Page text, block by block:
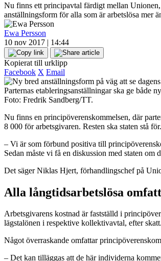
Nu finns ett principavtal färdigt mellan
anställningsform för alla som är arbetslösa mer
Ewa Persson
10 nov 2017 | 14:44
Kopierat till urklipp
Facebook X Email
Parternas etableringsanställningar ska ge både
Foto: Fredrik Sandberg/TT.
Nu finns en principöverenskommelsen, där
8 000 för arbetsgivaren. Resten ska staten stå för.
– Vi är som förbund positiva till
Sedan måste vi få en diskussion med staten om
Det säger Niklas Hjert, förhandlingschef på
Alla långtidsarbetslösa
Arbetsgivarens kostnad är fastställd i
lägstalönen i respektive kollektivavtal, efter
Något överraskande omfattar
– Det kan tilläggas att de här individerna